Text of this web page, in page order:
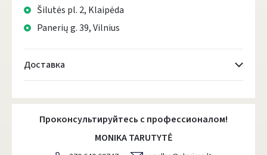
Šilutės pl. 2, Klaipėda
Panerių g. 39, Vilnius
Доставка
Atsiėmimo taškai- 0.00 €
DPD kurjeris - 5.00 €
Проконсультируйтесь с профессионалом!
MONIKA TARUTYTĖ